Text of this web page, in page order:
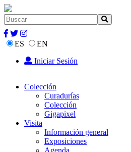
ES
EN
Iniciar Sesión
Colección
Curadurías
Colección
Gigapixel
Visita
Información general
Exposiciones
Agenda